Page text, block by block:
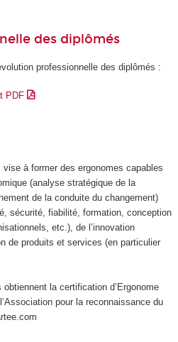
des diplômés
professionnelle des diplômés :
PDF
à former des ergonomes capables
(analyse stratégique de la
de la conduite du changement)
sécurité, fiabilité, formation, conception
etc.), de l’innovation
de produits et services (en particulier
la certification d’Ergonome
pour la reconnaissance du